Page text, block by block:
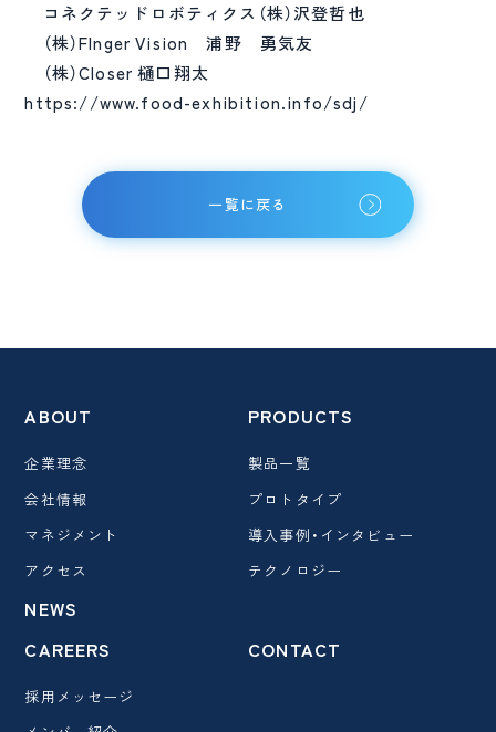
コネクテッドロボティクス（株）沢登哲也
（株）FInger Vision 浦野 勇気友
（株）Closer 樋口翔太
https://www.food-exhibition.info/sdj/
一覧に戻る
ABOUT
企業理念
会社情報
マネジメント
アクセス
PRODUCTS
製品一覧
プロトタイプ
導入事例・インタビュー
テクノロジー
NEWS
CAREERS
採用メッセージ
CONTACT